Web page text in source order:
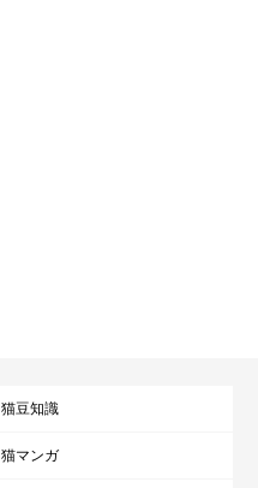
猫豆知識
猫マンガ